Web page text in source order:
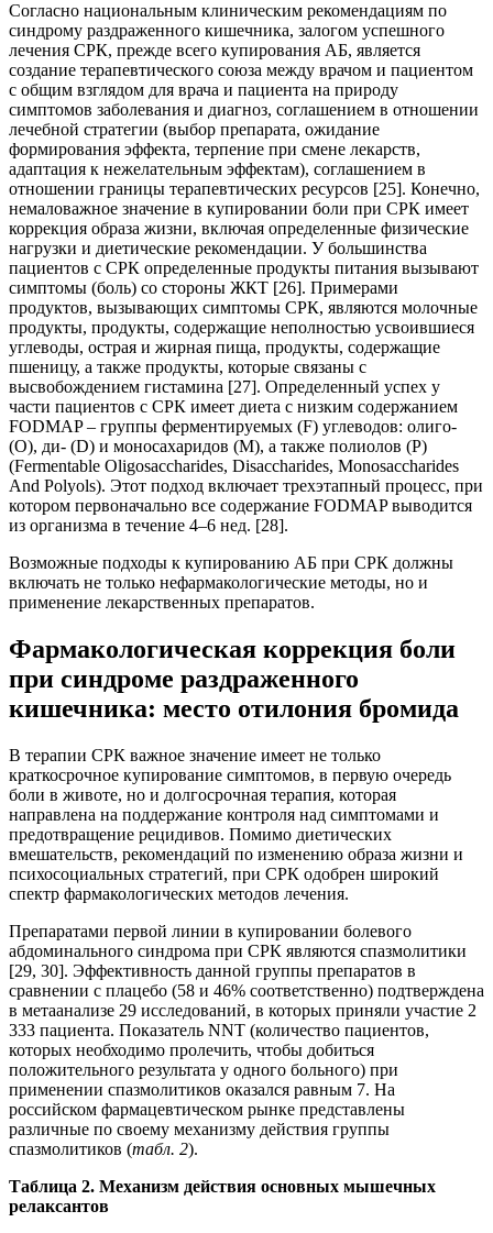
Согласно национальным клиническим рекомендациям по
синдрому раздраженного кишечника, залогом успешного
лечения СРК, прежде всего купирования АБ, является
создание терапевтического союза между врачом и пациентом
с общим взглядом для врача и пациента на природу
симптомов заболевания и диагноз, соглашением в отношении
лечебной стратегии (выбор препарата, ожидание
формирования эффекта, терпение при смене лекарств,
адаптация к нежелательным эффектам), соглашением в
отношении границы терапевтических ресурсов [25]. Конечно,
немаловажное значение в купировании боли при СРК имеет
коррекция образа жизни, включая определенные физические
нагрузки и диетические рекомендации. У большинства
пациентов с СРК определенные продукты питания вызывают
симптомы (боль) со стороны ЖКТ [26]. Примерами
продуктов, вызывающих симптомы СРК, являются молочные
продукты, продукты, содержащие неполностью усвоившиеся
углеводы, острая и жирная пища, продукты, содержащие
пшеницу, а также продукты, которые связаны с
высвобождением гистамина [27]. Определенный успех у
части пациентов с СРК имеет диета с низким содержанием
FODMAP – группы ферментируемых (F) углеводов: олиго-
(O), ди- (D) и моносахаридов (M), а также полиолов (P)
(Fermentable Oligosaccharides, Disaccharides, Monosaccharides
And Polyols). Этот подход включает трехэтапный процесс, при
котором первоначально все содержание FODMAP выводится
из организма в течение 4–6 нед. [28].
Возможные подходы к купированию АБ при СРК должны
включать не только нефармакологические методы, но и
применение лекарственных препаратов.
Фармакологическая коррекция боли
при синдроме раздраженного
кишечника: место отилония бромида
В терапии СРК важное значение имеет не только
краткосрочное купирование симптомов, в первую очередь
боли в животе, но и долгосрочная терапия, которая
направлена на поддержание контроля над симптомами и
предотвращение рецидивов. Помимо диетических
вмешательств, рекомендаций по изменению образа жизни и
психосоциальных стратегий, при СРК одобрен широкий
спектр фармакологических методов лечения.
Препаратами первой линии в купировании болевого
абдоминального синдрома при СРК являются спазмолитики
[29, 30]. Эффективность данной группы препаратов в
сравнении с плацебо (58 и 46% соответственно) подтверждена
в метаанализе 29 исследований, в которых приняли участие 2
333 пациента. Показатель NNT (количество пациентов,
которых необходимо пролечить, чтобы добиться
положительного результата у одного больного) при
применении спазмолитиков оказался равным 7. На
российском фармацевтическом рынке представлены
различные по своему механизму действия группы
спазмолитиков (табл. 2).
Таблица 2. Механизм действия основных мышечных
релаксантов